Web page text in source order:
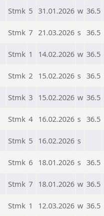
Stmk 5 31.01.2026 w 36.5
Stmk 7 21.03.2026 s 36.5
Stmk 1 14.02.2026 w 36.5
Stmk 2 15.02.2026 s 36.5
Stmk 3 15.02.2026 w 36.5
Stmk 4 16.02.2026 s 36.5
Stmk 5 16.02.2026 s
Stmk 6 18.01.2026 s 36.5
Stmk 7 18.01.2026 w 36.5
Stmk 1 12.03.2026 w 36.5